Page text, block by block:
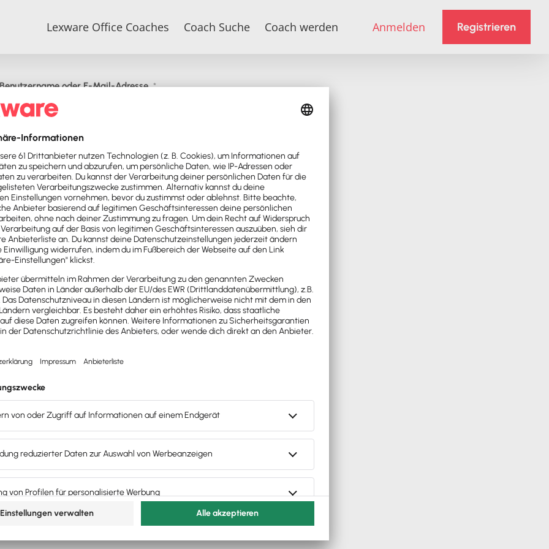
Lexware Office Coaches Coach Suche Coach werden Anmelden Registrieren
Benutzername oder E-Mail-Adresse *
Passwort
Jetzt bewerben